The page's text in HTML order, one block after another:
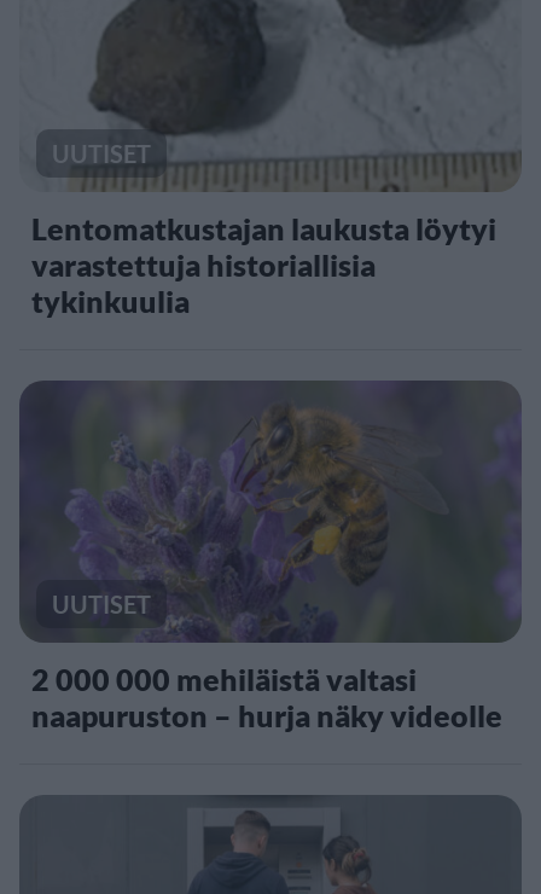
UUTISET
Lentomatkustajan laukusta löytyi
varastettuja historiallisia
tykinkuulia
UUTISET
2 000 000 mehiläistä valtasi
naapuruston – hurja näky videolle